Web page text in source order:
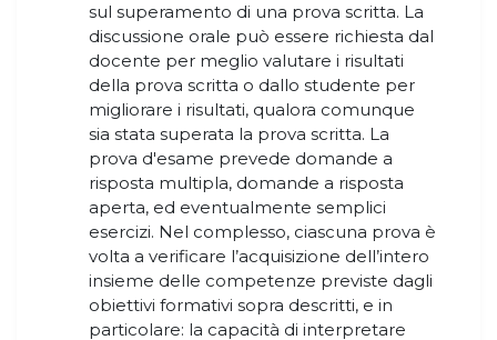
sul superamento di una prova scritta. La
discussione orale può essere richiesta dal
docente per meglio valutare i risultati
della prova scritta o dallo studente per
migliorare i risultati, qualora comunque
sia stata superata la prova scritta. La
prova d'esame prevede domande a
risposta multipla, domande a risposta
aperta, ed eventualmente semplici
esercizi. Nel complesso, ciascuna prova è
volta a verificare l’acquisizione dell’intero
insieme delle competenze previste dagli
obiettivi formativi sopra descritti, e in
particolare: la capacità di interpretare